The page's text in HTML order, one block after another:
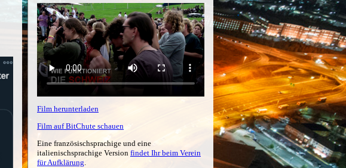
Film herunterladen
Film auf BitChute schauen
Eine französischsprachige und eine
italienischsprachige Version findet Ihr beim Verein
für Aufklärung.